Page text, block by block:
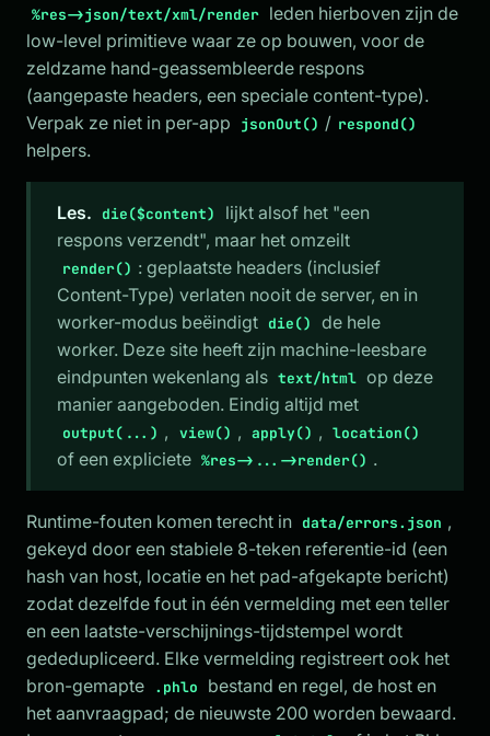
%res->json/text/xml/render leden hierboven zijn de
low-level primitieve waar ze op bouwen, voor de
zeldzame hand-geassembleerde respons
(aangepaste headers, een speciale content-type).
Verpak ze niet in per-app
jsonOut() / respond()
helpers.
Les. die($content)
lijkt alsof het "een
respons verzendt", maar het omzeilt
render() : geplaatste headers (inclusief
Content-Type) verlaten nooit de server, en in
worker-modus beëindigt die()
de hele
worker. Deze site heeft zijn machine-leesbare
eindpunten wekenlang als text/html op deze
manier aangeboden. Eindig altijd met
output(...) , view() , apply() , location()
of een expliciete %res->...->render() .
Runtime-fouten komen terecht in data/errors.json ,
gekeyd door een stabiele 8-teken referentie-id (een
hash van host, locatie en het pad-afgekapte bericht)
zodat dezelfde fout in één vermelding met een teller
en een laatste-verschijnings-tijdstempel wordt
gededupliceerd. Elke vermelding registreert ook het
bron-gemapte
.phlo
bestand en regel, de host en
het aanvraagpad; de nieuwste 200 worden bewaard.